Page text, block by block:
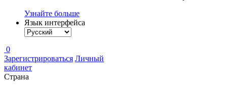
Узнайте больше
Язык интерфейса
0
Зарегистрироваться Личный
кабинет
Страна